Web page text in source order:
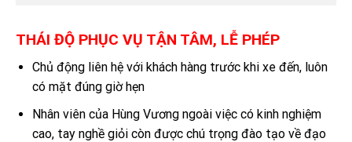
THÁI ĐỘ PHỤC VỤ TẬN TÂM, LỄ PHÉP
Chủ động liên hệ với khách hàng trước khi xe đến, luôn
có mặt đúng giờ hẹn
Nhân viên của Hùng Vương ngoài việc có kinh nghiệm
cao, tay nghề giỏi còn được chú trọng đào tạo về đạo